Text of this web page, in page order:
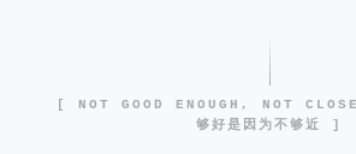
[ NOT GOOD ENOUGH, NOT
够好是因为不够近 ]